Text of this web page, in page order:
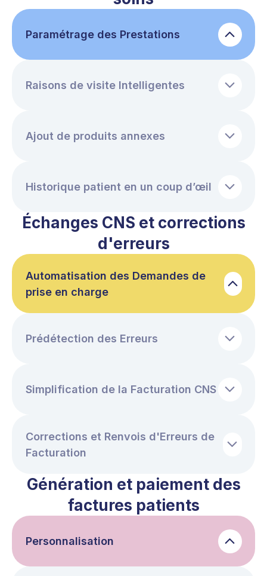
Paramétrage des Prestations
Raisons de visite Intelligentes
Ajout de produits annexes
Historique patient en un coup d’œil
Échanges CNS et corrections
d'erreurs
Automatisation des Demandes de
prise en charge
Prédétection des Erreurs
Simplification de la Facturation CNS
Corrections et Renvois d'Erreurs de
Facturation
Génération et paiement des
factures patients
Personnalisation